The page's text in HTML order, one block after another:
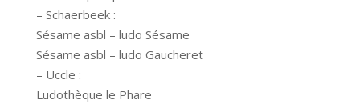
– Schaerbeek :
Sésame asbl – ludo Sésame
Sésame asbl – ludo Gaucheret
– Uccle :
Ludothèque le Phare